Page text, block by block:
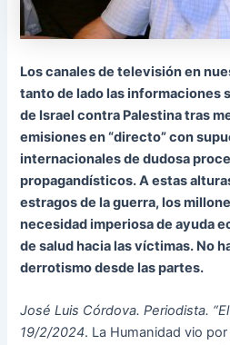
Los canales de televisión en
tanto de lado las informaciones
de Israel contra Palestina tras
emisiones en “directo” con
internacionales de dudosa
propagandísticos. A estas
estragos de la guerra, los
necesidad imperiosa de ayuda
de salud hacia las víctimas. No
derrotismo desde las partes.
José Luis Córdova. Periodista.
19/2/2024. La Humanidad vio